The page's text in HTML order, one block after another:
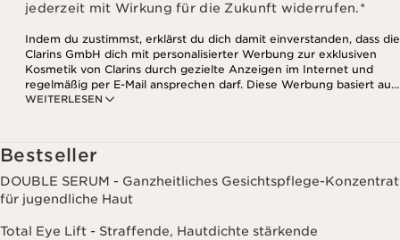
jederzeit mit Wirkung für die Zukunft widerrufen.*
WEITERLESEN
Indem du zustimmst, erklärst du dich damit einverstanden, dass die
Clarins GmbH dich mit personalisierter Werbung zur exklusiven
Kosmetik von Clarins durch gezielte Anzeigen im Internet und
regelmäßig per E-Mail ansprechen darf. Diese Werbung basiert auf
den Daten, die bei deinem Kontakt mit Clarins anfallen,
mitgeteilt hast. Außerdem stimmst du zu, dass die Clarins GmbH
dein Nutzungsverhalten im Zusammenhang mit dem Newsletter
(z.B. das Öffnen und Lesen der E-Mails) erfassen und zu
statistischen Zwecken auswerten darf. Weitere Informationen
findest du in den Datenschutz-Richtlinien. Diese Einwilligung
Bestseller
DOUBLE SERUM - Ganzheitliches Gesichtspflege-Konzentrat
für jugendliche Haut
Total Eye Lift - Straffende, Hautdichte stärkende